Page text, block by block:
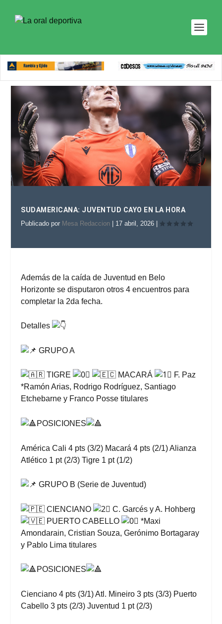
SUDAMERICANA: JUVENTUD CAYO EN LA HORA
Publicado por Mesa Redaccion | 17 abril, 2026 |
Además de la caída de Juventud en Belo
Horizonte se disputaron otros 4 encuentros para
completar la 2da fecha.
Detalles
GRUPO A
TIGRE MACARÁ
F. Paz
*Ramón Arias, Rodrigo Rodríguez, Santiago
Etchebarne y Franco Posse titulares
POSICIONES
América Cali 4 pts (3/2) Macará 4 pts (2/1) Alianza
Atlético 1 pt (2/3) Tigre 1 pt (1/2)
GRUPO B (Serie de Juventud)
CIENCIANO
C. Garcés y A. Hohberg
PUERTO CABELLO
*Maxi
Amondarain, Cristian Souza, Gerónimo Bortagaray
y Pablo Lima titulares
POSICIONES
Cienciano 4 pts (3/1) Atl. Mineiro 3 pts (3/3) Puerto
Cabello 3 pts (2/3) Juventud 1 pt (2/3)